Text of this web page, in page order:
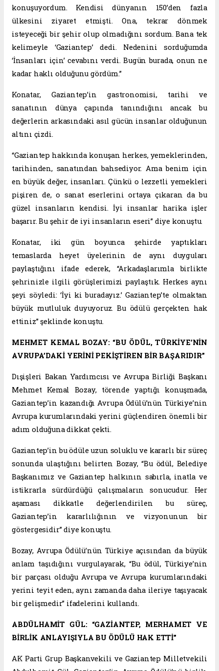
konuşuyordum. Kendisi dünyanın 150’den fazla
ülkesini ziyaret etmişti. Ona, tekrar dönmek
isteyeceği bir şehir olup olmadığını sordum. Bana tek
kelimeyle ‘Gaziantep’ dedi. Nedenini sorduğumda
‘İnsanları için’ cevabını verdi. Bugün burada, onun ne
kadar haklı olduğunu gördüm.”
Konatar, Gaziantep’in gastronomisi, tarihi ve
sanatının dünya çapında tanındığını ancak bu
değerlerin arkasındaki asıl gücün insanlar olduğunun
altını çizdi.
“Gaziantep hakkında konuşan herkes, yemeklerinden,
tarihinden, sanatından bahsediyor. Ama benim için
en büyük değer, insanları. Çünkü o lezzetli yemekleri
pişiren de, o sanat eserlerini ortaya çıkaran da bu
güzel insanların kendisi. İyi insanlar harika işler
başarır. Bu şehir de iyi insanların eseri” diye konuştu.
Konatar, iki gün boyunca şehirde yaptıkları
temaslarda heyet üyelerinin de aynı duyguları
paylaştığını ifade ederek, “Arkadaşlarımla birlikte
şehrinizle ilgili görüşlerimizi paylaştık. Herkes aynı
şeyi söyledi: ‘İyi ki buradayız.’ Gaziantep’te olmaktan
büyük mutluluk duyuyoruz. Bu ödülü gerçekten hak
ettiniz” şeklinde konuştu.
MEHMET KEMAL BOZAY: “BU ÖDÜL, TÜRKİYE’NİN
AVRUPA’DAKİ YERİNİ PEKİŞTİREN BİR BAŞARIDIR”
Dışişleri Bakan Yardımcısı ve Avrupa Birliği Başkanı
Mehmet Kemal Bozay, törende yaptığı konuşmada,
Gaziantep’in kazandığı Avrupa Ödülü’nün Türkiye’nin
Avrupa kurumlarındaki yerini güçlendiren önemli bir
adım olduğuna dikkat çekti.
Gaziantep’in bu ödüle uzun soluklu ve kararlı bir süreç
sonunda ulaştığını belirten Bozay, “Bu ödül, Belediye
Başkanımız ve Gaziantep halkının sabırla, inatla ve
istikrarla sürdürdüğü çalışmaların sonucudur. Her
aşaması dikkatle değerlendirilen bu süreç,
Gaziantep’in kararlılığının ve vizyonunun bir
göstergesidir” diye konuştu.
Bozay, Avrupa Ödülü’nün Türkiye açısından da büyük
anlam taşıdığını vurgulayarak, “Bu ödül, Türkiye’nin
bir parçası olduğu Avrupa ve Avrupa kurumlarındaki
yerini teyit eden, aynı zamanda daha ileriye taşıyacak
bir gelişmedir” ifadelerini kullandı.
ABDÜLHAMİT GÜL: “GAZİANTEP, MERHAMET VE
BİRLİK ANLAYIŞIYLA BU ÖDÜLÜ HAK ETTİ”
AK Parti Grup Başkanvekili ve Gaziantep Milletvekili